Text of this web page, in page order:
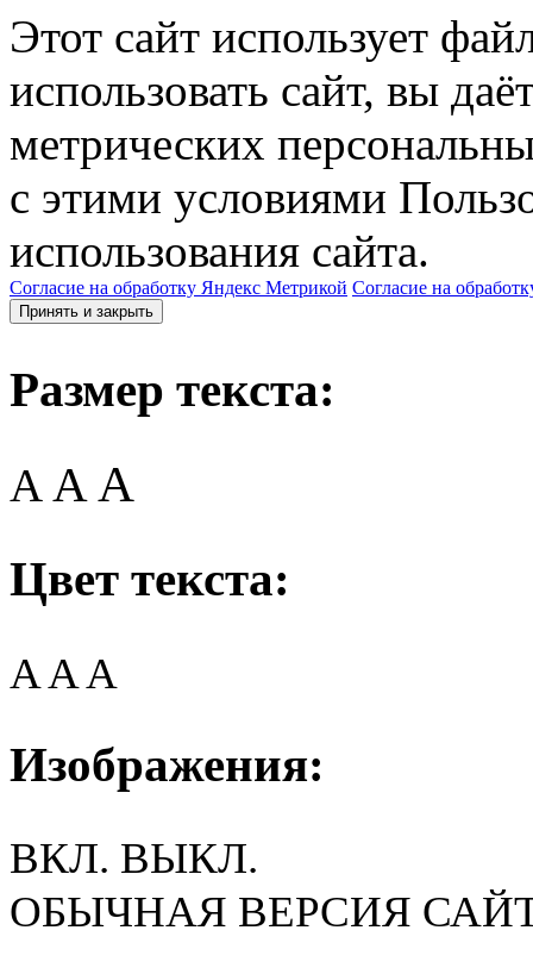
Этот сайт использует
использовать сайт, вы
метрических
с этими условиями
использования сайта.
Согласие на обработку Яндекс Метрикой Согласие на
Принять и закрыть
Размер текста:
A AA
Цвет текста:
AAA
Изображения:
ВКЛ. ВЫКЛ.
ОБЫЧНАЯ ВЕРСИЯ